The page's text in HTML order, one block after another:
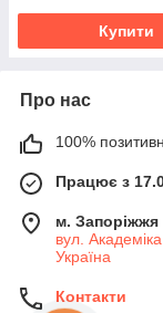
Купити
Про нас
100%
Працює з
м. Запоріжжя
вул.
Україна
Контакти